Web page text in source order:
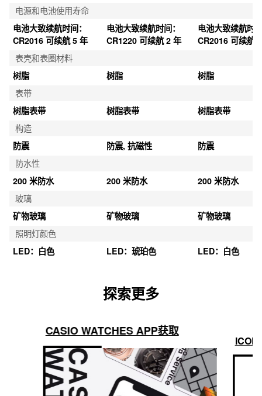
电源和电池使用寿命
电池大致续航时间：
CR2016 可续航 5 年
电池大致续航时间：
CR1220 可续航 2 年
电池大致续航时
CR2016 可续航
表壳和表圈材料
树脂
树脂
树脂
表带
树脂表带
树脂表带
树脂表带
构造
防震
防震, 抗磁性
防震
防水性
200 米防水
200 米防水
200 米防水
玻璃
矿物玻璃
矿物玻璃
矿物玻璃
照明灯颜色
LED：白色
LED：琥珀色 LED：白色
探索更多
CASIO WATCHES APP获取